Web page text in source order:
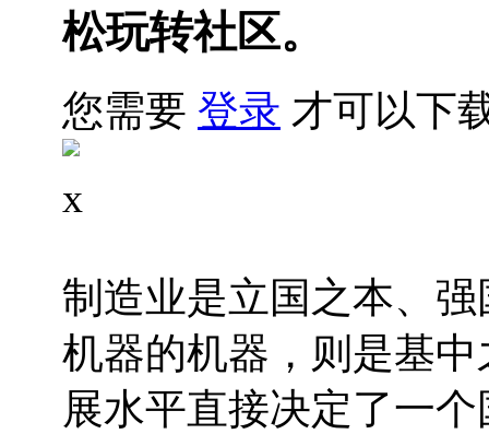
松玩转社区。
您需要 登录 才可以下
x
制造业是立国之本、
机器的机器，则是基
展水平直接决定了一